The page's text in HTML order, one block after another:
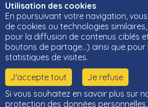
Utilisation des cookies
En poursuivant votre navigation,
de cookies ou technologies similaires,
pour la diffusion de contenus ciblés
boutons de partage…) ainsi que pour
statistiques de visites.
J'accepte tout
Je refuse
Si vous souhaitez en savoir plus sur
protection des données